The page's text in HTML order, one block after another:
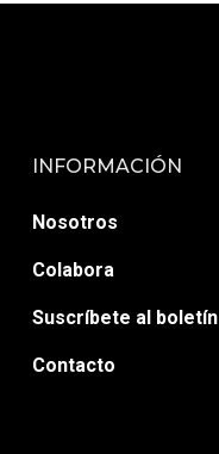
INFORMACIÓN
Nosotros
Colabora
Suscríbete al boletín
Contacto